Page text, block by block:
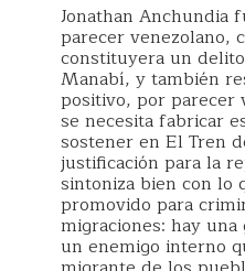
Jonathan Anchundia
parecer venezolano,
constituyera un
Manabí, y también
positivo, por parecer
se necesita fabricar
sostener en El Tren
justificación para la
sintoniza bien con lo
promovido para
migraciones: hay
un enemigo interno